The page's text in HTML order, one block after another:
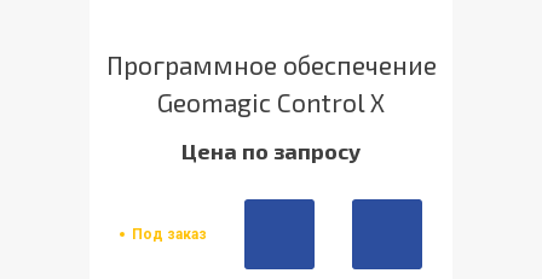
Программное обеспечение
Geomagic Control X
Цена по запросу
Под заказ